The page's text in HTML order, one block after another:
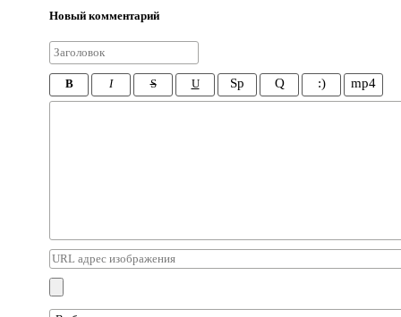
Новый комментарий
B I S U Sp Q :) mp4